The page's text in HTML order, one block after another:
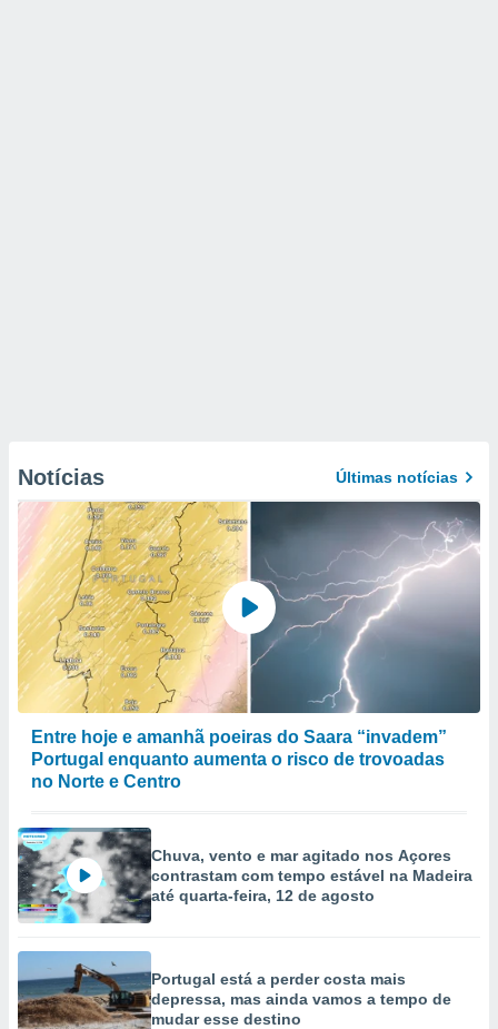
Notícias Últimas notícias
Entre hoje e amanhã poeiras do Saara “invadem”
Portugal enquanto aumenta o risco de trovoadas
no Norte e Centro
Chuva, vento e mar agitado nos Açores
contrastam com tempo estável na Madeira
até quarta-feira, 12 de agosto
Portugal está a perder costa mais
depressa, mas ainda vamos a tempo de
mudar esse destino